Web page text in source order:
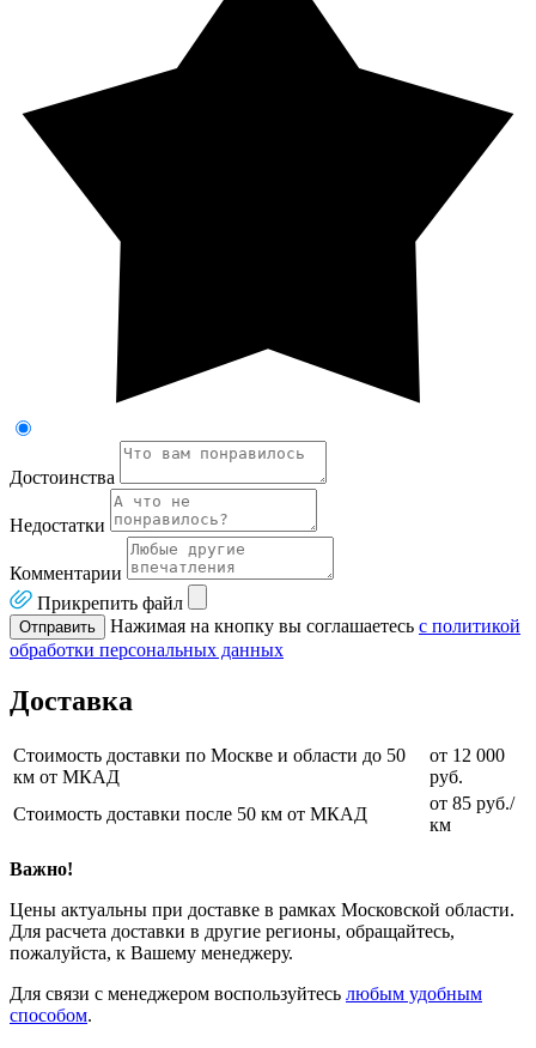
Достоинства
Недостатки
Комментарии
Прикрепить файл
Отправить Нажимая на кнопку вы соглашаетесь с политикой
обработки персональных данных
Доставка
Стоимость доставки по Москве и области до 50
км от МКАД
от 12 000
руб.
Стоимость доставки после 50 км от МКАД
от 85 руб./
км
Важно!
Цены актуальны при доставке в рамках Московской области.
Для расчета доставки в другие регионы, обращайтесь,
пожалуйста, к Вашему менеджеру.
Для связи с менеджером воспользуйтесь любым удобным
способом.